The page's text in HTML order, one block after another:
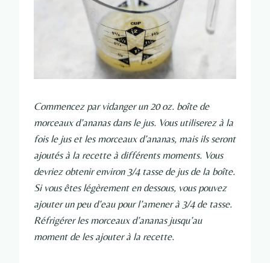
Commencez par vidanger un 20 oz. boîte de
morceaux d’ananas dans le jus. Vous utiliserez à la
fois le jus et les morceaux d’ananas, mais ils seront
ajoutés à la recette à différents moments. Vous
devriez obtenir environ 3/4 tasse de jus de la boîte.
Si vous êtes légèrement en dessous, vous pouvez
ajouter un peu d’eau pour l’amener à 3/4 de tasse.
Réfrigérer les morceaux d’ananas jusqu’au
moment de les ajouter à la recette.